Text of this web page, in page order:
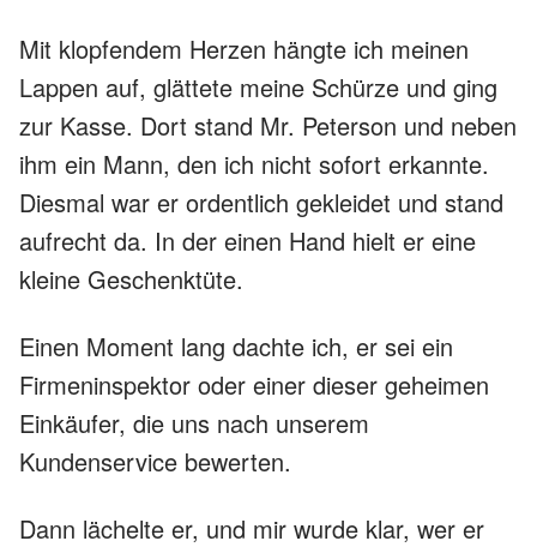
Mit klopfendem Herzen hängte ich meinen
Lappen auf, glättete meine Schürze und ging
zur Kasse. Dort stand Mr. Peterson und neben
ihm ein Mann, den ich nicht sofort erkannte.
Diesmal war er ordentlich gekleidet und stand
aufrecht da. In der einen Hand hielt er eine
kleine Geschenktüte.
Einen Moment lang dachte ich, er sei ein
Firmeninspektor oder einer dieser geheimen
Einkäufer, die uns nach unserem
Kundenservice bewerten.
Dann lächelte er, und mir wurde klar, wer er